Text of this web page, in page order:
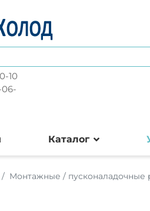
10
06-
Каталог
Монтажные / пусконаладочные